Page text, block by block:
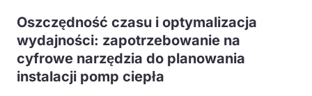
Oszczędność czasu i optymalizacja
wydajności: zapotrzebowanie na
cyfrowe narzędzia do planowania
instalacji pomp ciepła